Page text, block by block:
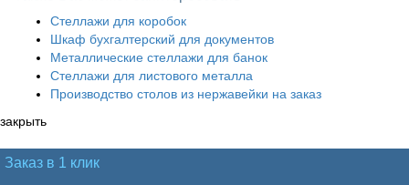
Стеллажи для коробок
Шкаф бухгалтерский для документов
Металлические стеллажи для банок
Стеллажи для листового металла
Производство столов из нержавейки на заказ
закрыть
Заказ в 1 клик